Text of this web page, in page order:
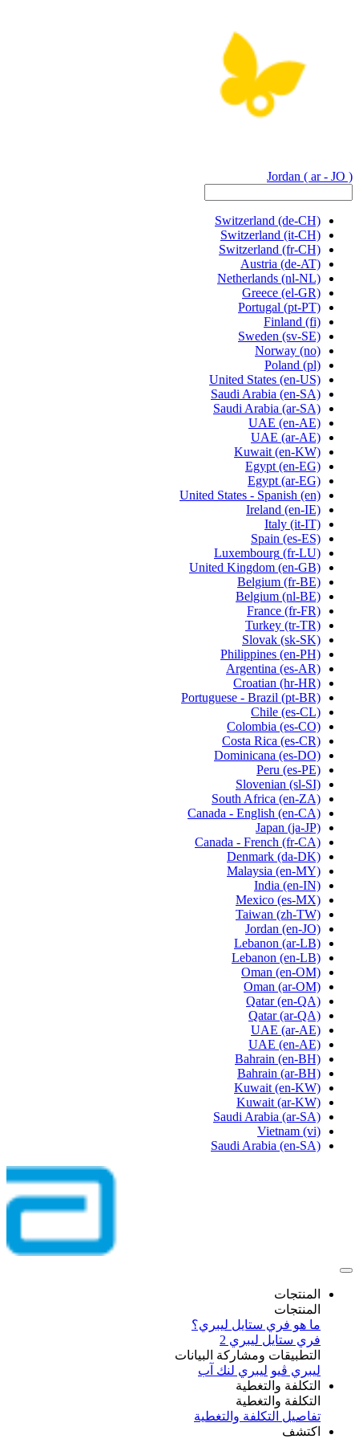
Jordan ( ar - JO )
Switzerland (de-CH)
Switzerland (it-CH)
Switzerland (fr-CH)
Austria (de-AT)
Netherlands (nl-NL)
Greece (el-GR)
Portugal (pt-PT)
Finland (fi)
Sweden (sv-SE)
Norway (no)
Poland (pl)
United States (en-US)
Saudi Arabia (en-SA)
Saudi Arabia (ar-SA)
UAE (en-AE)
UAE (ar-AE)
Kuwait (en-KW)
Egypt (en-EG)
Egypt (ar-EG)
United States - Spanish (en)
Ireland (en-IE)
Italy (it-IT)
Spain (es-ES)
Luxembourg (fr-LU)
United Kingdom (en-GB)
Belgium (fr-BE)
Belgium (nl-BE)
France (fr-FR)
Turkey (tr-TR)
Slovak (sk-SK)
Philippines (en-PH)
Argentina (es-AR)
Croatian (hr-HR)
Portuguese - Brazil (pt-BR)
Chile (es-CL)
Colombia (es-CO)
Costa Rica (es-CR)
Dominicana (es-DO)
Peru (es-PE)
Slovenian (sl-SI)
South Africa (en-ZA)
Canada - English (en-CA)
Japan (ja-JP)
Canada - French (fr-CA)
Denmark (da-DK)
Malaysia (en-MY)
India (en-IN)
Mexico (es-MX)
Taiwan (zh-TW)
Jordan (en-JO)
Lebanon (ar-LB)
Lebanon (en-LB)
Oman (en-OM)
Oman (ar-OM)
Qatar (en-QA)
Qatar (ar-QA)
UAE (ar-AE)
UAE (en-AE)
Bahrain (en-BH)
Bahrain (ar-BH)
Kuwait (en-KW)
Kuwait (ar-KW)
Saudi Arabia (ar-SA)
Vietnam (vi)
Saudi Arabia (en-SA)
المنتجات
المنتجات
ما هو فري ستايل ليبري؟
فري ستايل ليبري 2
التطبيقات ومشاركة البيانات
ليبري ڤيو ليبري لنك آب
التكلفة والتغطية
التكلفة والتغطية
تفاصيل التكلفة والتغطية
اكتشف​